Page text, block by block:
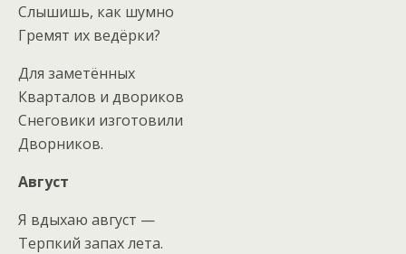
Слышишь, как шумно
Гремят их ведёрки?
Для заметённых
Кварталов и двориков
Снеговики изготовили
Дворников.
Август
Я вдыхаю август —
Терпкий запах лета.